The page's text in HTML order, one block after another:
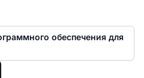
обеспечения для